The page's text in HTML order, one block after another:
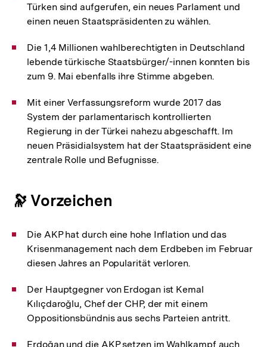
Türken sind aufgerufen, ein neues Parlament und
einen neuen Staatspräsidenten zu wählen.
Die 1,4 Millionen wahlberechtigten in Deutschland
lebende türkische Staatsbürger/-innen konnten bis
zum 9. Mai ebenfalls ihre Stimme abgeben.
Mit einer Verfassungsreform wurde 2017 das
System der parlamentarisch kontrollierten
Regierung in der Türkei nahezu abgeschafft. Im
neuen Präsidialsystem hat der Staatspräsident eine
zentrale Rolle und Befugnisse.
🔭 Vorzeichen
Die AKP hat durch eine hohe Inflation und das
Krisenmanagement nach dem Erdbeben im Februar
diesen Jahres an Popularität verloren.
Der Hauptgegner von Erdogan ist Kemal
Kılıçdaroğlu, Chef der CHP, der mit einem
Oppositionsbündnis aus sechs Parteien antritt.
Erdoğan und die AKP setzen im Wahlkampf auch